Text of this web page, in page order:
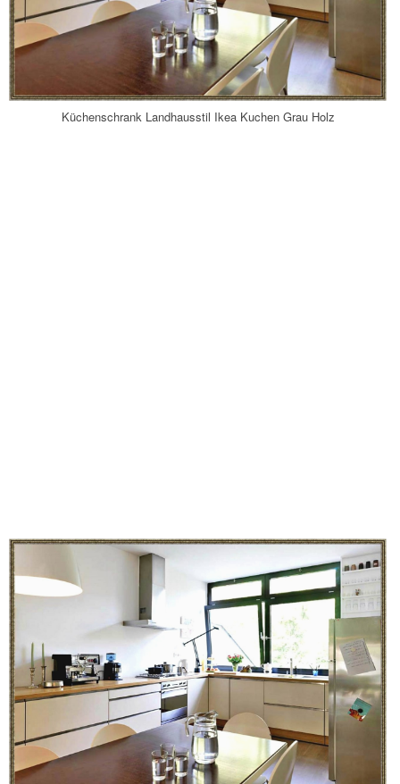
Küchenschrank Landhausstil Ikea Kuchen Grau Holz